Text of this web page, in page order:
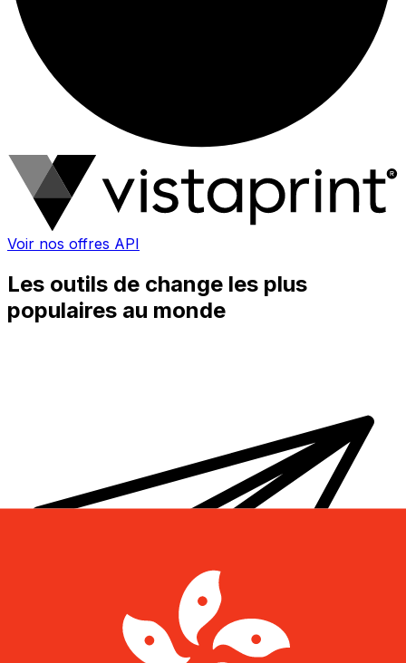
Voir nos offres API
Les outils de change les plus
populaires au monde